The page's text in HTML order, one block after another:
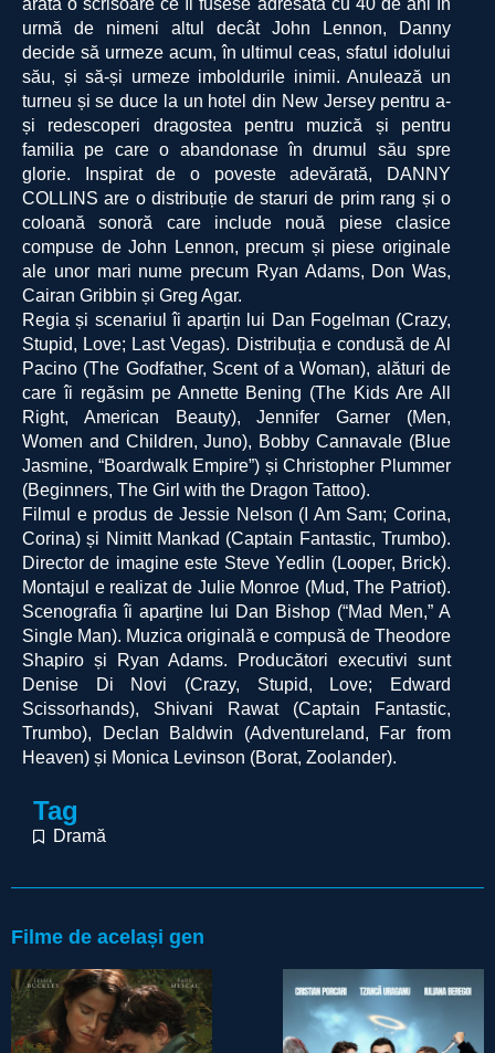
arată o scrisoare ce îi fusese adresată cu 40 de ani în
urmă de nimeni altul decât John Lennon, Danny
decide să urmeze acum, în ultimul ceas, sfatul idolului
său, și să-și urmeze imboldurile inimii. Anulează un
turneu și se duce la un hotel din New Jersey pentru a-
și redescoperi dragostea pentru muzică și pentru
familia pe care o abandonase în drumul său spre
glorie. Inspirat de o poveste adevărată, DANNY
COLLINS are o distribuție de staruri de prim rang și o
coloană sonoră care include nouă piese clasice
compuse de John Lennon, precum și piese originale
ale unor mari nume precum Ryan Adams, Don Was,
Cairan Gribbin și Greg Agar.
Regia și scenariul îi aparțin lui Dan Fogelman (Crazy,
Stupid, Love; Last Vegas). Distribuția e condusă de Al
Pacino (The Godfather, Scent of a Woman), alături de
care îi regăsim pe Annette Bening (The Kids Are All
Right, American Beauty), Jennifer Garner (Men,
Women and Children, Juno), Bobby Cannavale (Blue
Jasmine, “Boardwalk Empire”) și Christopher Plummer
(Beginners, The Girl with the Dragon Tattoo).
Filmul e produs de Jessie Nelson (I Am Sam; Corina,
Corina) și Nimitt Mankad (Captain Fantastic, Trumbo).
Director de imagine este Steve Yedlin (Looper, Brick).
Montajul e realizat de Julie Monroe (Mud, The Patriot).
Scenografia îi aparține lui Dan Bishop (“Mad Men,” A
Single Man). Muzica originală e compusă de Theodore
Shapiro și Ryan Adams. Producători executivi sunt
Denise Di Novi (Crazy, Stupid, Love; Edward
Scissorhands), Shivani Rawat (Captain Fantastic,
Trumbo), Declan Baldwin (Adventureland, Far from
Heaven) și Monica Levinson (Borat, Zoolander).
Tag
Dramă
Filme de același gen